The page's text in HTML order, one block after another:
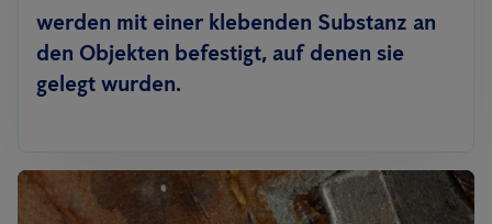
werden mit einer klebenden Substanz an
den Objekten befestigt, auf denen sie
gelegt wurden.